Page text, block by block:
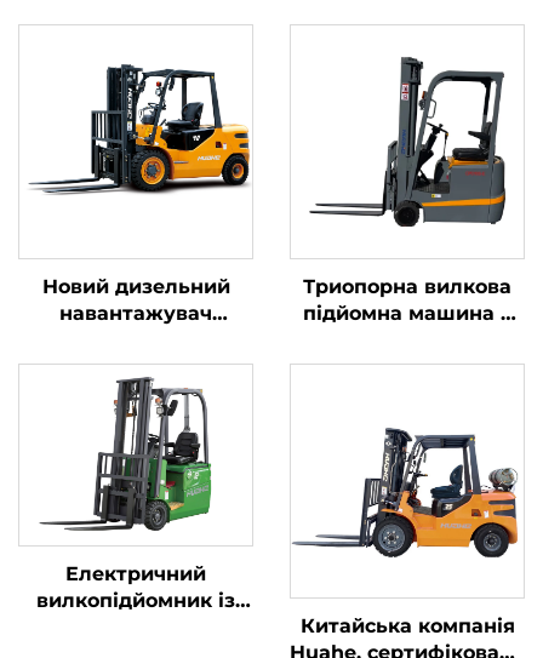
Новий дизельний
навантажувач
4 тонни з
високоякісним
японським двигуном
ISUZU
Триопорна вилкова
підйомна машина з
вагою 1,0 тонни,
Електричний
вилкопідйомник із
Китайська компанія
Huahe, сертифікована